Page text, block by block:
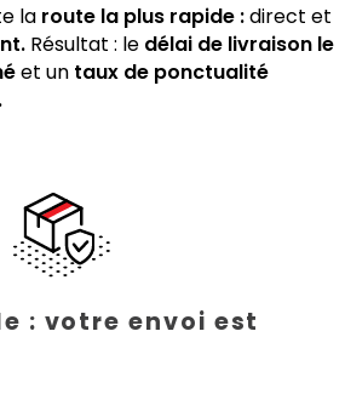
la route la plus rapide :direct et
Résultat : le délai de livraison le
et un taux de ponctualité
: votre envoi est